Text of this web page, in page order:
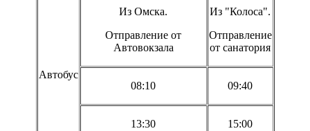
Автобус
Из Омска.
Отправление от
Автовокзала
Из "Колоса".
Отправление
от санатория
08:10 09:40
13:30 15:00